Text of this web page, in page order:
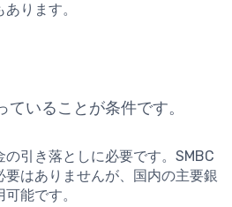
ります。
いることが条件です。
引き落としに必要です。SMBC
はありませんが、国内の主要銀
能です。